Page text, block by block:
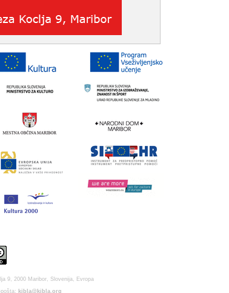
9, 2000 Maribor, Slovenija, Evropa
kibla@kibla.org